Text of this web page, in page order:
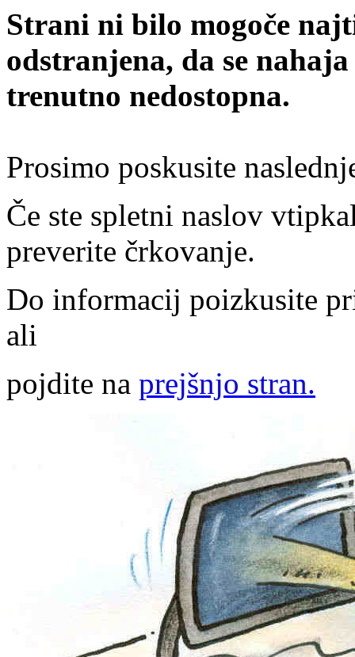
Strani ni bilo mogoče
odstranjena, da se
trenutno nedostopna.
Prosimo poskusite
Če ste spletni naslov
preverite črkovanje.
Do informacij poizkusite
ali
pojdite na prejšnjo stran.